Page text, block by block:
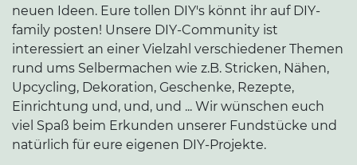
neuen Ideen. Eure tollen DIY's könnt ihr auf DIY-
family posten! Unsere DIY-Community ist
interessiert an einer Vielzahl verschiedener Themen
rund ums Selbermachen wie z.B. Stricken, Nähen,
Upcycling, Dekoration, Geschenke, Rezepte,
Einrichtung und, und, und ... Wir wünschen euch
viel Spaß beim Erkunden unserer Fundstücke und
natürlich für eure eigenen DIY-Projekte.